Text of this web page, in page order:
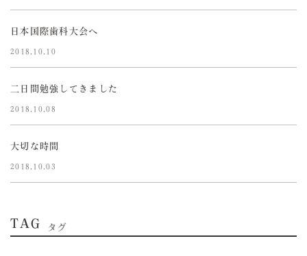
日本国際歯科大会へ
2018.10.10
二日間勉強してきました
2018.10.08
大切な時間
2018.10.03
TAG タグ